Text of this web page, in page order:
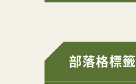
部落格標籤